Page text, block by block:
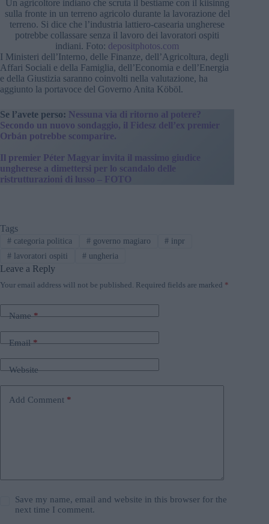
Un agricoltore indiano che scruta il bestiame con il kiisinng
sulla fronte in un terreno agricolo durante la lavorazione del
terreno. Si dice che l’industria lattiero-casearia ungherese
potrebbe collassare senza il lavoro dei lavoratori ospiti
indiani. Foto: depositphotos.com
I Ministeri dell’Interno, delle Finanze, dell’Agricoltura, degli
Affari Sociali e della Famiglia, dell’Economia e dell’Energia
e della Giustizia saranno coinvolti nella valutazione, ha
aggiunto la portavoce del Governo Anita Köböl.
Se l’avete perso: Nessuna via di ritorno al potere?
Secondo un nuovo sondaggio, il Fidesz dell’ex premier
Orbán potrebbe scomparire.
Il premier Péter Magyar invita il massimo giudice
ungherese a dimettersi per lo scandalo delle
ristrutturazioni di lusso – FOTO
Tags
#categoria politica #governo magiaro # inpr
#lavoratori ospiti #ungheria
Leave a Reply
Your email address will not be published. Required fields are marked *
Name*
Email*
Website
Add Comment *
Save my name, email and website in this browser for the
next time I comment.